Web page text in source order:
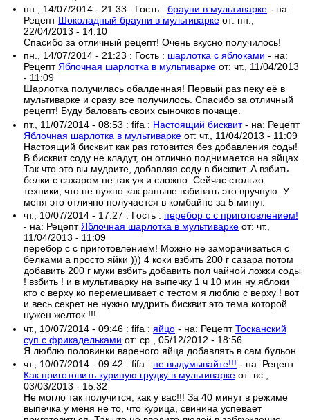
пн., 14/07/2014 - 21:33 : Гость : брауни в мультиварке - на:
Рецепт Шоколадный брауни в мультиварке от: пн.,
22/04/2013 - 14:10
Спасибо за отличный рецепт! Очень вкусно получилось!
пн., 14/07/2014 - 21:23 : Гость : шарлотка с яблоками - на:
Рецепт Яблочная шарлотка в мультиварке от: чт., 11/04/2013
- 11:09
Шарлотка получилась обалденная! Первый раз пеку её в
мультиварке и сразу все получилось. Спасибо за отличный
рецепт! Буду баловать своих сыночков почаще.
пт., 11/07/2014 - 08:53 : fifa : Настоящий бисквит - на: Рецепт
Яблочная шарлотка в мультиварке от: чт., 11/04/2013 - 11:09
Настоящий бисквит как раз готовится без добавления соды!
В бисквит соду не кладут, он отлично поднимается на яйцах.
Так что это вы мудрите, добавляя соду в бисквит. А взбить
белки с сахаром не так уж и сложно. Сейчас столько
техники, что не нужно как раньше взбивать это вручную. У
меня это отлично получается в комбайне за 5 минут.
чт., 10/07/2014 - 17:27 : Гость : перебор с с приготовлением!
- на: Рецепт Яблочная шарлотка в мультиварке от: чт.,
11/04/2013 - 11:09
перебор с с приготовлением! Можно не заморачиваться с
белками а просто яйки ))) 4 коки взбить 200 г сазара потом
добавить 200 г муки взбить добавить пол чайной ложки соды
! взбить ! и в мультиварку на выпечку 1 ч 10 мин ну яблоки
кто с верху ко перемешивает с тестом я люблю с верху ! вот
и весь секрет не нужно мудрить бисквит это тема которой
нужен желток !!!
чт., 10/07/2014 - 09:46 : fifa : яйцо - на: Рецепт Тосканский
суп с фрикадельками от: ср., 05/12/2012 - 18:56
Я люблю половинки вареного яйца добавлять в сам бульон.
чт., 10/07/2014 - 09:42 : fifa : не выдумывайте!!! - на: Рецепт
Как приготовить куриную грудку в мультиварке от: вс.,
03/03/2013 - 15:32
Не могло так получится, как у вас!!! За 40 минут в режиме
выпечка у меня не то, что курица, свинина успевает